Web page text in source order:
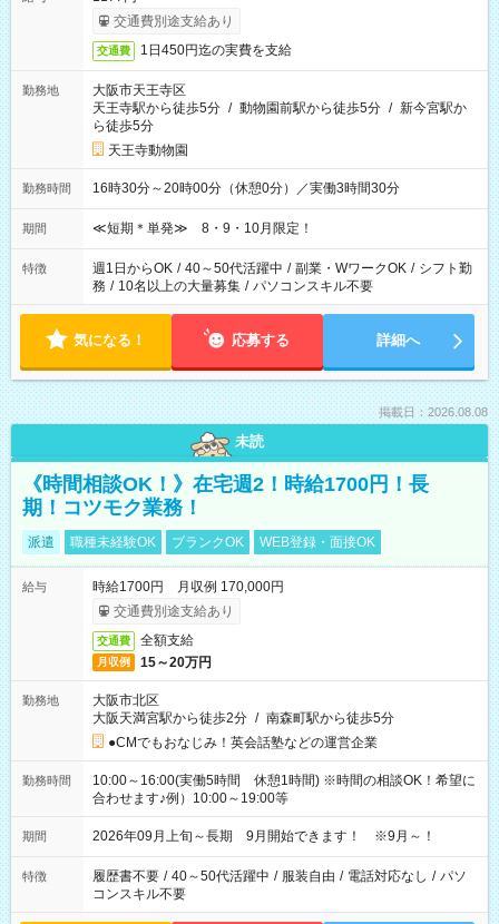
交通費別途支給あり
交通費 1日450円迄の実費を支給
勤務地
大阪市天王寺区
天王寺駅から徒歩5分 / 動物園前駅から徒歩5分 / 新今宮駅か
ら徒歩5分
天王寺動物園
勤務時間 16時30分～20時00分（休憩0分）／実働3時間30分
期間 ≪短期＊単発≫ 8・9・10月限定！
特徴 週1日からOK / 40～50代活躍中 / 副業・WワークOK / シフト勤
務 / 10名以上の大量募集 / パソコンスキル不要
気になる！ 応募する 詳細へ
掲載日：2026.08.08
未読
《時間相談OK！》在宅週2！時給1700円！長
期！コツモク業務！
派遣 職種未経験OK ブランクOK WEB登録・面接OK
給与
時給1700円 月収例 170,000円
交通費別途支給あり
交通費 全額支給
月収例 15～20万円
勤務地
大阪市北区
大阪天満宮駅から徒歩2分 / 南森町駅から徒歩5分
●CMでもおなじみ！英会話塾などの運営企業
勤務時間
10:00～16:00(実働5時間 休憩1時間) ※時間の相談OK！希望に
合わせます♪例）10:00～19:00等
期間 2026年09月上旬～長期 9月開始できます！ ※9月～！
特徴 履歴書不要 / 40～50代活躍中 / 服装自由 / 電話対応なし / パソ
コンスキル不要